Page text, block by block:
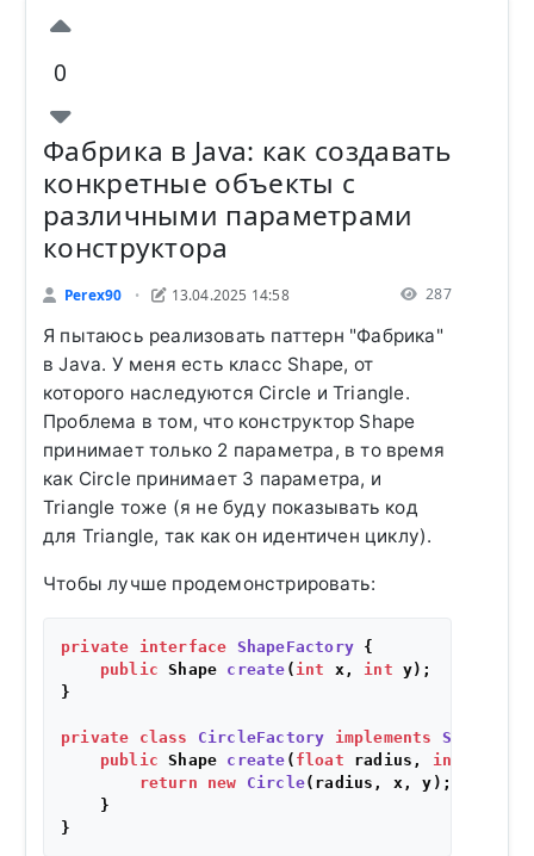
0
Фабрика в Java: как создавать
конкретные объекты с
различными параметрами
конструктора
Perex90 • 13.04.2025 14:58 287
Я пытаюсь реализовать паттерн "Фабрика"
в Java. У меня есть класс Shape, от
которого наследуются Circle и Triangle.
Проблема в том, что конструктор Shape
принимает только 2 параметра, в то время
как Circle принимает 3 параметра, и
Triangle тоже (я не буду показывать код
для Triangle, так как он идентичен циклу).
Чтобы лучше продемонстрировать:
private interface ShapeFactory {
public Shape create ( int x, int y) ;
}
private class CircleFactory implements
public Shape create ( float radius, int
return
new Circle(radius, x, y);
    }